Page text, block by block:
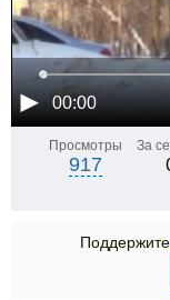
00:00
Просмотры
917
За